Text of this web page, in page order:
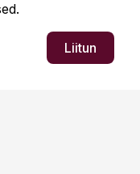
Liitun